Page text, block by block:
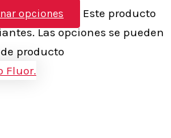
opciones
Este producto
Las opciones se pueden
producto